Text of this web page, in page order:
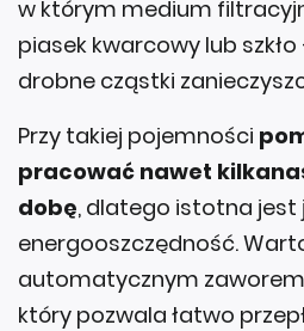
w którym medium
piasek kwarcowy lub
drobne cząstki
Przy takiej pojemności
pracować nawet
dobę, dlatego istotna jest
energooszczędność.
automatycznym
który pozwala łatwo